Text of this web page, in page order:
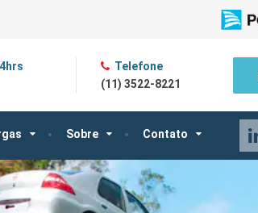
Sobre Contato
Telefone
(11) 3522-8221